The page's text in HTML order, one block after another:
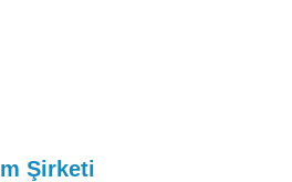
Şirketi